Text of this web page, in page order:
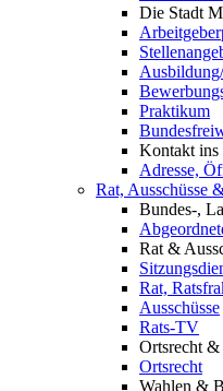
Die Stadt
Praktikum
Kontakt ins
Adresse,
Rat, Ausschüsse
Bundes-,
Rat &
Rat,
Ausschüsse
Rats-TV
Ortsrecht &
Ortsrecht
Wahlen &